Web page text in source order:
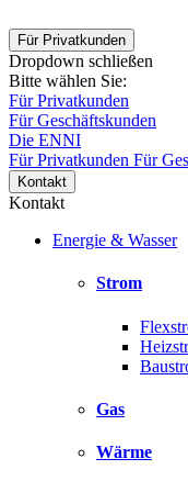
Für Privatkunden
Dropdown schließen
Bitte wählen Sie:
Für Privatkunden
Für Geschäftskunden
Die ENNI
Für Privatkunden Für
Kontakt
Kontakt
Energie & Wasser
Strom
Gas
Wärme